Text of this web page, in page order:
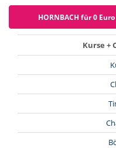
HORNBACH für 0
Kurse +